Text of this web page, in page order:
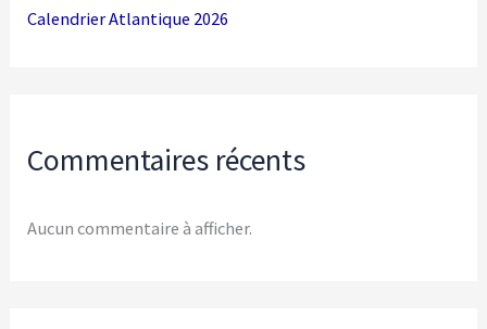
Calendrier Atlantique 2026
Commentaires récents
Aucun commentaire à afficher.